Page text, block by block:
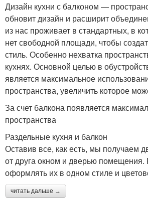
Дизайн кухни с балконом —
обновит дизайн и расширит
из нас проживает в стандартных, в
нет свободной площади, чтобы
стиль. Особенно нехватка
кухнях. Основной целью в
является максимальное
пространства, увеличить которое
За счет балкона появляется
пространства
Раздельные кухня и балкон
Оставив все, как есть, мы получаем
от друга окном и дверью
оформлять их в одном стиле и
читать дальше →